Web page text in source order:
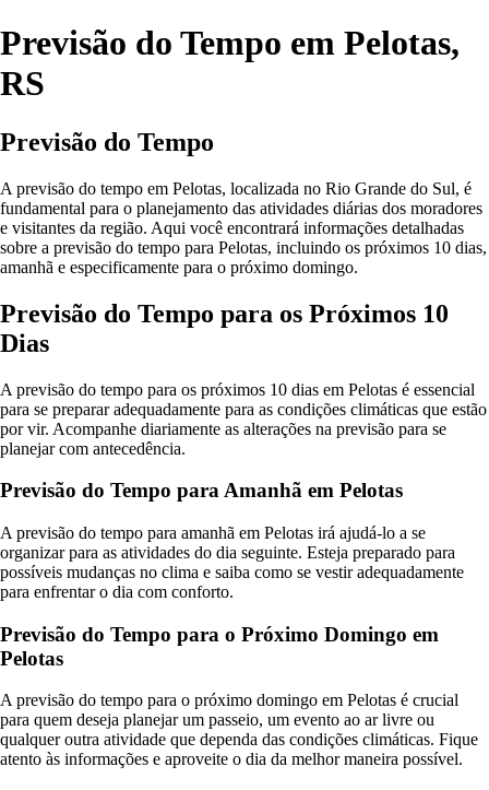
Previsão do Tempo em Pelotas,
RS
Previsão do Tempo
A previsão do tempo em Pelotas, localizada no Rio Grande do Sul, é
fundamental para o planejamento das atividades diárias dos moradores
e visitantes da região. Aqui você encontrará informações detalhadas
sobre a previsão do tempo para Pelotas, incluindo os próximos 10 dias,
amanhã e especificamente para o próximo domingo.
Previsão do Tempo para os Próximos 10
Dias
A previsão do tempo para os próximos 10 dias em Pelotas é essencial
para se preparar adequadamente para as condições climáticas que estão
por vir. Acompanhe diariamente as alterações na previsão para se
planejar com antecedência.
Previsão do Tempo para Amanhã em Pelotas
A previsão do tempo para amanhã em Pelotas irá ajudá-lo a se
organizar para as atividades do dia seguinte. Esteja preparado para
possíveis mudanças no clima e saiba como se vestir adequadamente
para enfrentar o dia com conforto.
Previsão do Tempo para o Próximo Domingo em
Pelotas
A previsão do tempo para o próximo domingo em Pelotas é crucial
para quem deseja planejar um passeio, um evento ao ar livre ou
qualquer outra atividade que dependa das condições climáticas. Fique
atento às informações e aproveite o dia da melhor maneira possível.